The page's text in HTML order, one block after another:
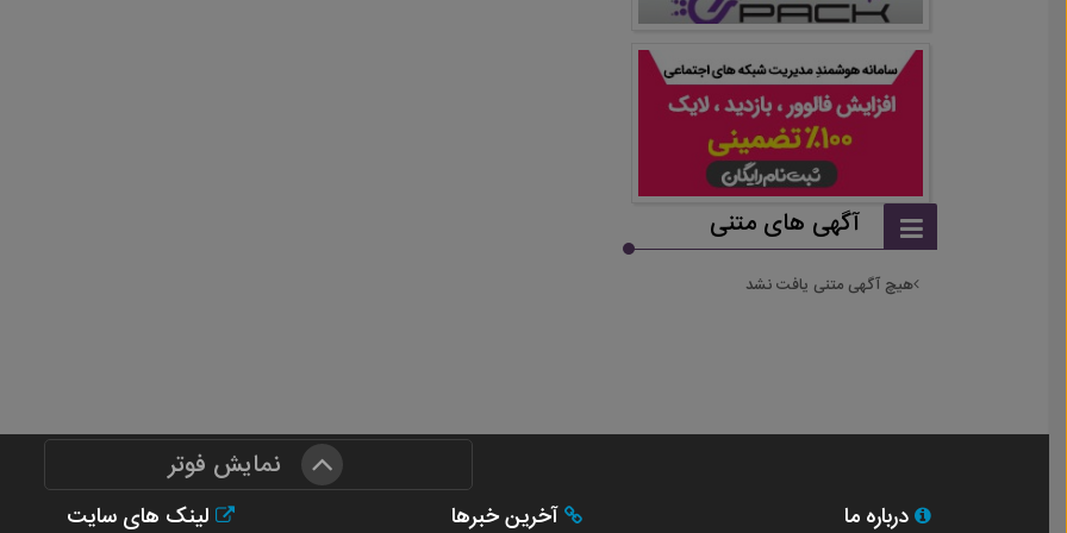
آگهی های متنی
هیچ آگهی متنی یافت نشد
نمایش فوتر
درباره ما آخرین خبرها لینک های سایت